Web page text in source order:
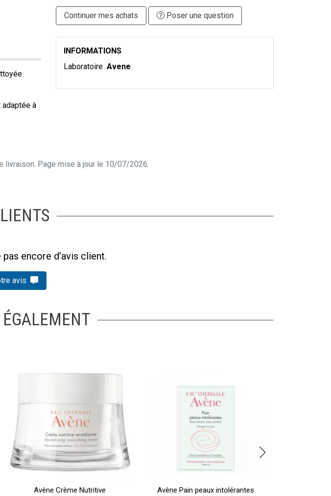
Continuer mes achats Poser une question
à
INFORMATIONS
Laboratoire Avene
livraison. Page mise à jour le 10/07/2026.
encore d’avis client.
avis
Avène Crème Nutritive
Avène Pain peaux intolérantes